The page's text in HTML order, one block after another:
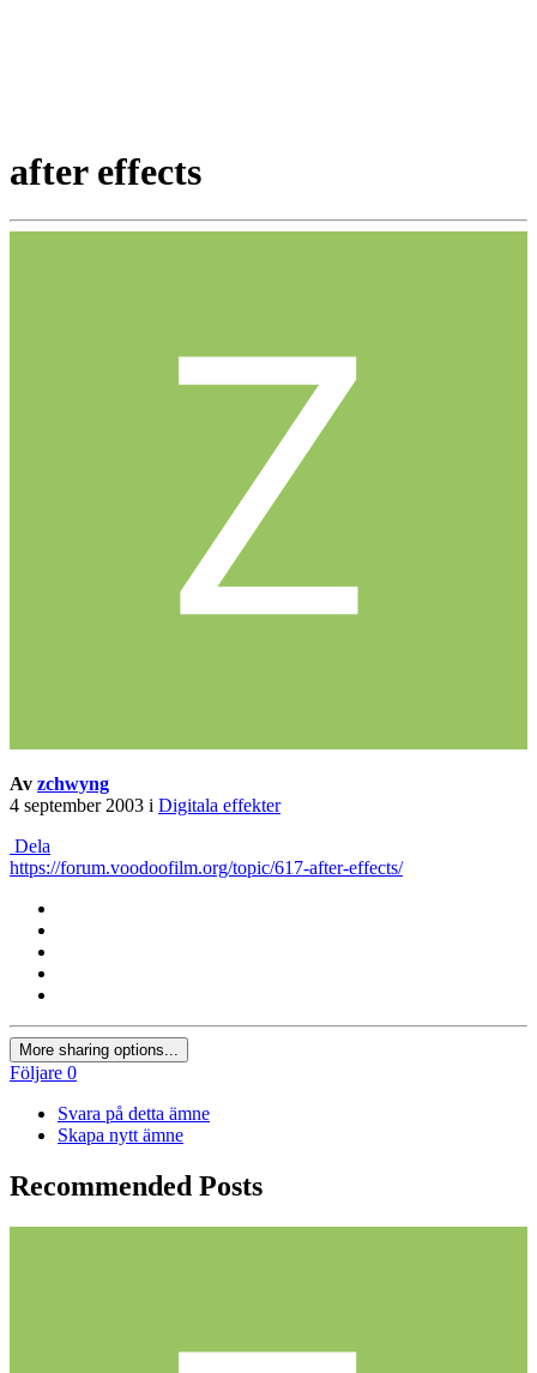
after effects
Av zchwyng
4 september 2003 i Digitala effekter
Dela
https://forum.voodoofilm.org/topic/617-after-effects/
More sharing options...
Följare 0
Svara på detta ämne
Skapa nytt ämne
Recommended Posts